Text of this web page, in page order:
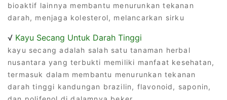
bioaktif lainnya membantu menurunkan tekanan
darah, menjaga kolesterol, melancarkan sirku
√ Kayu Secang Untuk Darah Tinggi
kayu secang adalah salah satu tanaman herbal
nusantara yang terbukti memiliki manfaat kesehatan,
termasuk dalam membantu menurunkan tekanan
darah tinggi kandungan brazilin, flavonoid, saponin,